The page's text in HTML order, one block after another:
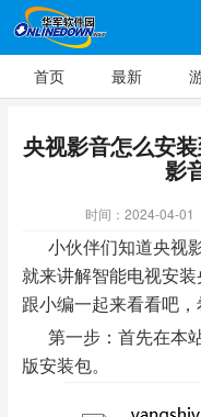
首页 最新
央视影音怎么安
影
时间：2024-04-01
小伙伴们知道央视
就来讲解智能电视安
跟小编一起来看看吧，
第一步：首先在本站
版安装包。